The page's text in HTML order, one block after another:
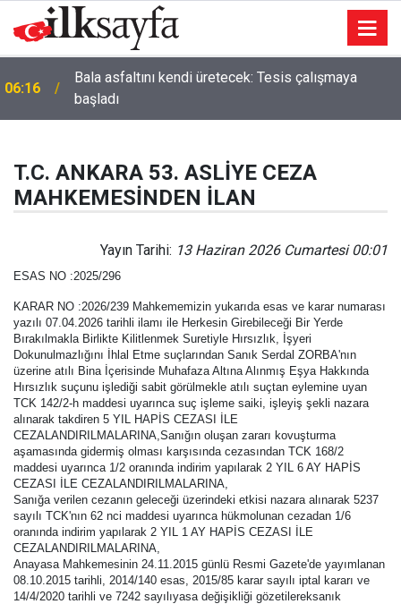
06:16
Bala asfaltını kendi üretecek: Tesis çalışmaya
başladı
T.C. ANKARA 53. ASLİYE CEZA
MAHKEMESİNDEN İLAN
Yayın Tarihi: 13 Haziran 2026 Cumartesi 00:01
ESAS NO :2025/296
KARAR NO :2026/239 Mahkememizin yukarıda esas ve karar numarası
yazılı 07.04.2026 tarihli ilamı ile Herkesin Girebileceği Bir Yerde
Bırakılmakla Birlikte Kilitlenmek Suretiyle Hırsızlık, İşyeri
Dokunulmazlığını İhlal Etme suçlarından Sanık Serdal ZORBA'nın
üzerine atılı Bina İçerisinde Muhafaza Altına Alınmış Eşya Hakkında
Hırsızlık suçunu işlediği sabit görülmekle atılı suçtan eylemine uyan
TCK 142/2-h maddesi uyarınca suç işleme saiki, işleyiş şekli nazara
alınarak takdiren 5 YIL HAPİS CEZASI İLE
CEZALANDIRILMALARINA,Sanığın oluşan zararı kovuşturma
aşamasında gidermiş olması karşısında cezasından TCK 168/2
maddesi uyarınca 1/2 oranında indirim yapılarak 2 YIL 6 AY HAPİS
CEZASI İLE CEZALANDIRILMALARINA,
Sanığa verilen cezanın geleceği üzerindeki etkisi nazara alınarak 5237
sayılı TCK'nın 62 nci maddesi uyarınca hükmolunan cezadan 1/6
oranında indirim yapılarak 2 YIL 1 AY HAPİS CEZASI İLE
CEZALANDIRILMALARINA,
Anayasa Mahkemesinin 24.11.2015 günlü Resmi Gazete'de yayımlanan
08.10.2015 tarihli, 2014/140 esas, 2015/85 karar sayılı iptal kararı ve
14/4/2020 tarihli ve 7242 sayılıyasa değişikliği gözetilereksanık